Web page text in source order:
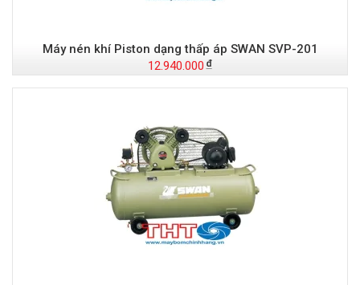
Máy nén khí Piston dạng thấp áp SWAN SVP-201
12.940.000